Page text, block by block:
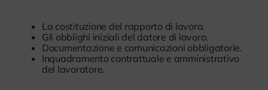
La costituzione del rapporto di lavoro.
Gli obblighi iniziali del datore di lavoro.
Documentazione e comunicazioni obbligatorie.
Inquadramento contrattuale e amministrativo
del lavoratore.